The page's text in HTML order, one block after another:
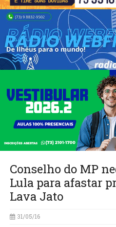
Conselho do MP
Lula para afastar
Lava Jato
31/05/16